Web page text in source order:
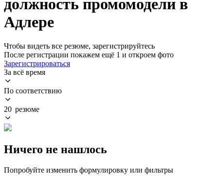
должность промомодели в
Адлере
Чтобы видеть все резюме, зарегистрируйтесь
После регистрации покажем ещё 1 и откроем фото
Зарегистрироваться
За всё время
По соответствию
20 резюме
Ничего не нашлось
Попробуйте изменить формулировку или фильтры